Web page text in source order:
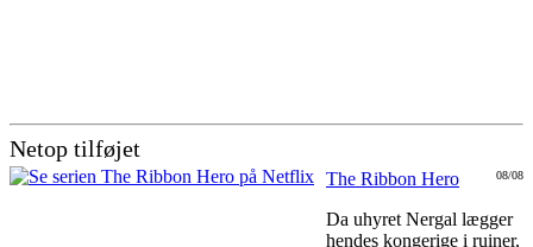
Netop tilføjet
08/08
The Ribbon Hero
Da uhyret Nergal lægger
hendes kongerige i ruiner,